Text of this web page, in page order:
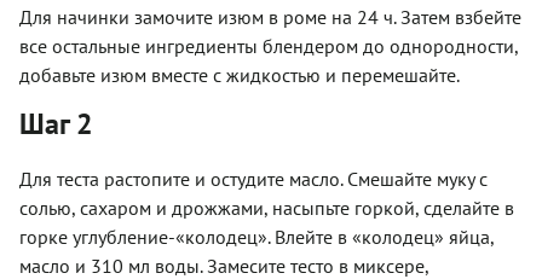
Для начинки замочите изюм в роме на 24 ч. Затем взбейте
все остальные ингредиенты блендером до однородности,
добавьте изюм вместе с жидкостью и перемешайте.
Шаг 2
Для теста растопите и остудите масло. Смешайте муку с
солью, сахаром и дрожжами, насыпьте горкой, сделайте в
горке углубление-«колодец». Влейте в «колодец» яйца,
масло и 310 мл воды. Замесите тесто в миксере,